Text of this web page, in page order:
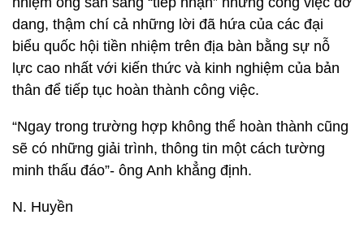
dang, thậm chí cả những lời đã hứa của các đại
biểu quốc hội tiền nhiệm trên địa bàn bằng sự nỗ
lực cao nhất với kiến thức và kinh nghiệm của bản
thân để tiếp tục hoàn thành công việc.
“Ngay trong trường hợp không thể hoàn thành cũng
sẽ có những giải trình, thông tin một cách tường
minh thấu đáo”- ông Anh khẳng định.
N. Huyền